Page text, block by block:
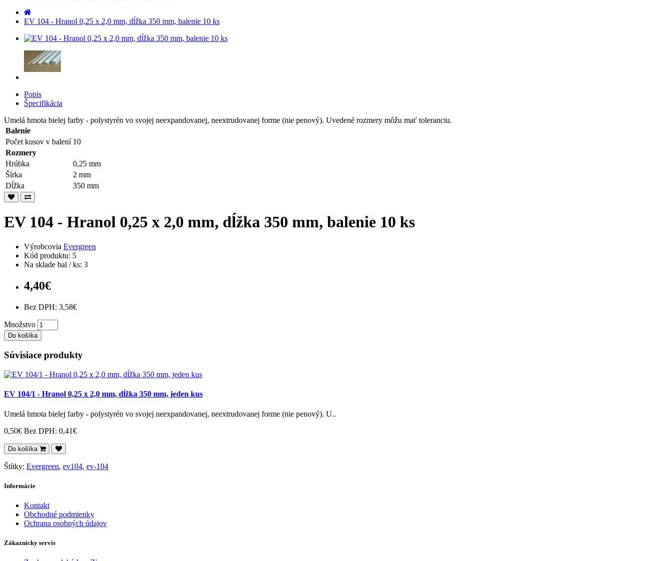
EV 104 - Hranol 0,25 x 2,0 mm, dĺžka 350 mm, balenie 10 ks
Popis
Špecifikácia
Umelá hmota bielej farby - polystyrén vo svojej neexpandovanej, neextrudovanej forme (nie penový). Uvedené rozmery môžu mať toleranciu.
Balenie
Počet kusov v balení 10
Rozmery
Hrúbka
0,25 mm
Šírka
2 mm
Dĺžka
350 mm
EV 104 - Hranol 0,25 x 2,0 mm, dĺžka 350 mm, balenie 10 ks
Výrobcovia Evergreen
Kód produktu: 5
Na sklade bal / ks: 3
4,40€
Bez DPH: 3,58€
Množstvo
Do košíka
Súvisiace produkty
EV 104/1 - Hranol 0,25 x 2,0 mm, dĺžka 350 mm, jeden kus
Umelá hmota bielej farby - polystyrén vo svojej neexpandovanej, neextrudovanej forme (nie penový). U..
0,50€ Bez DPH: 0,41€
Do košíka
Štítky: Evergreen, ev104, ev-104
Informácie
Kontakt
Obchodné podmienky
Ochrana osobných údajov
Zákaznícky servis